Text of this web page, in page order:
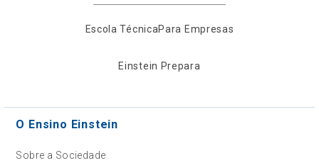
Escola TécnicaPara Empresas
Einstein Prepara
O Ensino Einstein
Sobre a Sociedade